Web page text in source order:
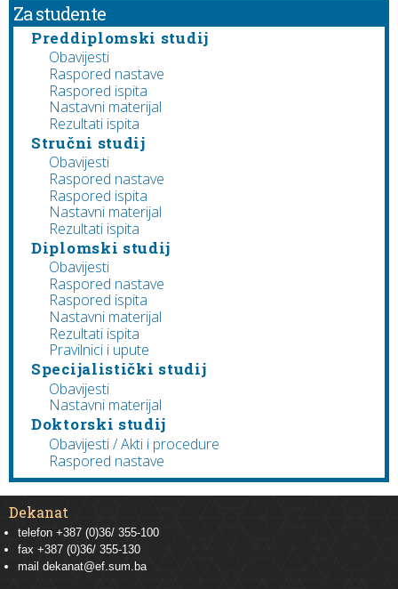
Za studente
Preddiplomski studij
Obavijesti
Raspored nastave
Raspored ispita
Nastavni materijal
Rezultati ispita
Stručni studij
Obavijesti
Raspored nastave
Raspored ispita
Nastavni materijal
Rezultati ispita
Diplomski studij
Obavijesti
Raspored nastave
Raspored ispita
Nastavni materijal
Rezultati ispita
Pravilnici i upute
Specijalistički studij
Obavijesti
Nastavni materijal
Doktorski studij
Obavijesti / Akti i procedure
Raspored nastave
Dekanat
telefon +387 (0)36/ 355-100
fax +387 (0)36/ 355-130
mail dekanat@ef.sum.ba